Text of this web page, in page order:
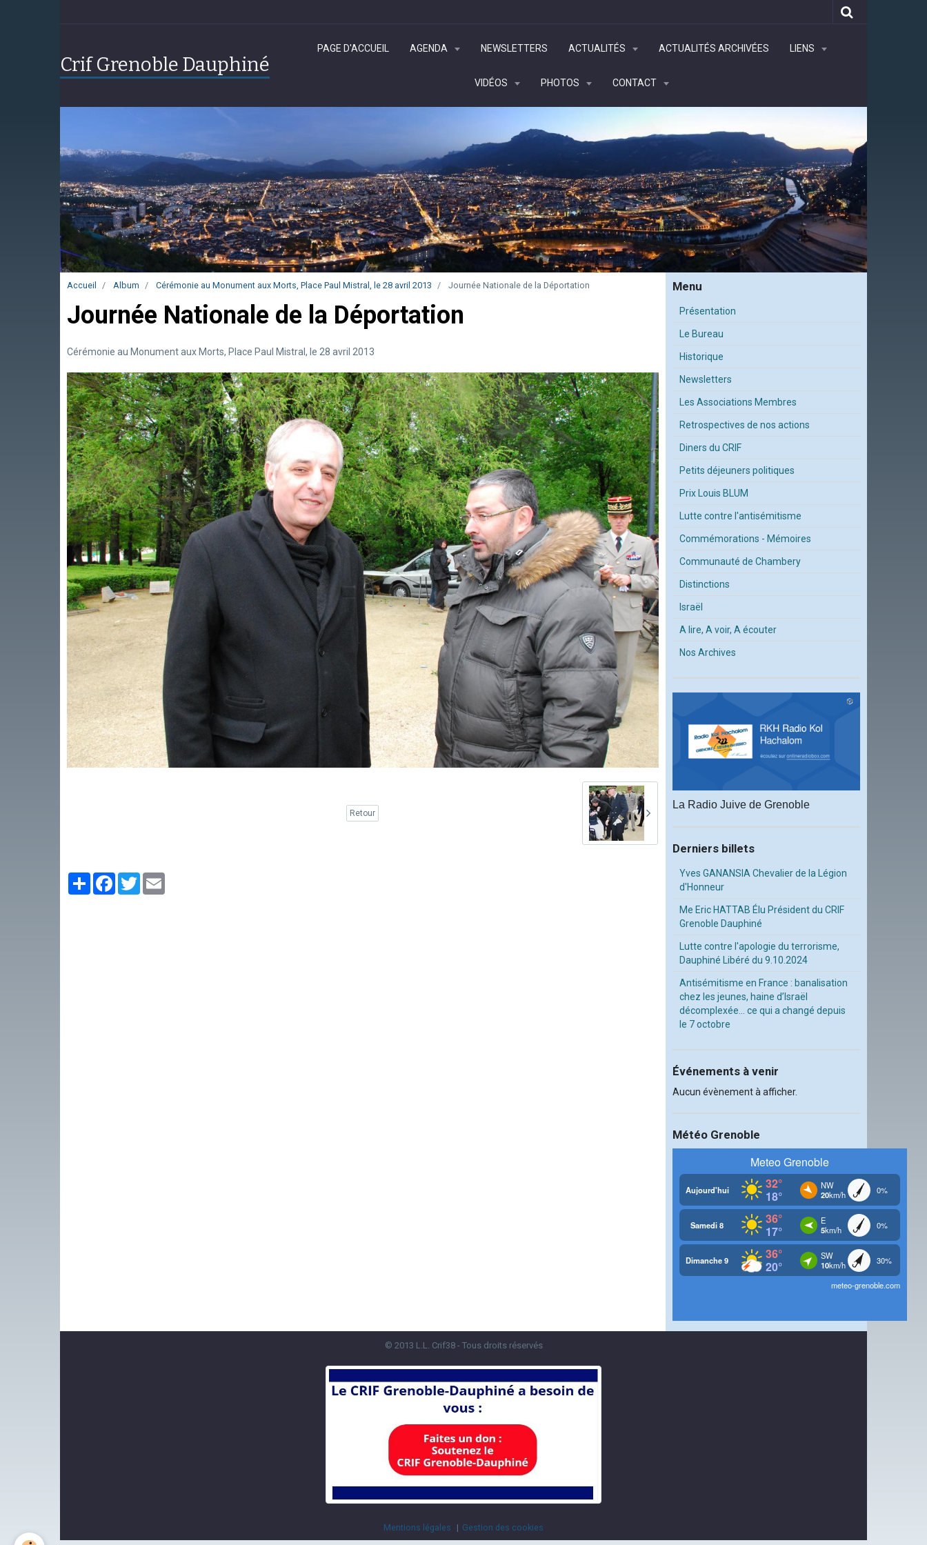
Crif Grenoble Dauphiné
PAGE D'ACCUEIL AGENDA NEWSLETTERS ACTUALITÉS ACTUALITÉS ARCHIVÉES LIENS
VIDÉOS PHOTOS CONTACT
Accueil Album Cérémonie au Monument aux Morts, Place Paul Mistral, le 28 avril 2013 Journée Nationale de la Déportation
Journée Nationale de la Déportation
Cérémonie au Monument aux Morts, Place Paul Mistral, le 28 avril 2013
Retour
PartagerFacebook
Twitter
Menu
Présentation
Le Bureau
Historique
Newsletters
Les Associations Membres
Retrospectives de nos actions
Diners du CRIF
Petits déjeuners politiques
Prix Louis BLUM
Lutte contre l'antisémitisme
Commémorations - Mémoires
Communauté de Chambery
Distinctions
Israël
A lire, A voir, A écouter
Nos Archives
La Radio Juive de Grenoble
Derniers billets
Yves GANANSIA Chevalier de la Légion
d'Honneur
Me Eric HATTAB Élu Président du CRIF
Grenoble Dauphiné
Lutte contre l'apologie du terrorisme,
Dauphiné Libéré du 9.10.2024
Antisémitisme en France : banalisation
chez les jeunes, haine d’Israël
décomplexée… ce qui a changé depuis
le 7 octobre
Événements à venir
Aucun évènement à afficher.
Météo Grenoble
© 2013 L.L. Crif38 - Tous droits réservés
Mentions légales Gestion des cookies